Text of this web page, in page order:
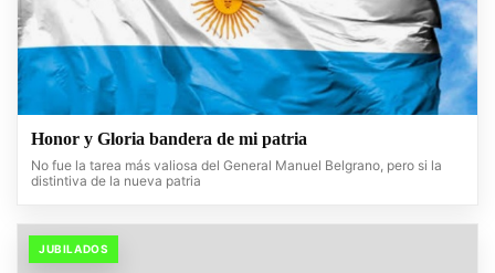
Honor y Gloria bandera de mi patria
No fue la tarea más valiosa del General Manuel Belgrano, pero si la
distintiva de la nueva patria
JUBILADOS